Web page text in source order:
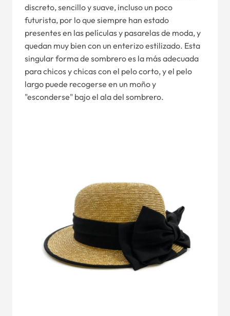
discreto, sencillo y suave, incluso un poco
futurista, por lo que siempre han estado
presentes en las películas y pasarelas de moda, y
quedan muy bien con un enterizo estilizado. Esta
singular forma de sombrero es la más adecuada
para chicos y chicas con el pelo corto, y el pelo
largo puede recogerse en un moño y
"esconderse" bajo el ala del sombrero.